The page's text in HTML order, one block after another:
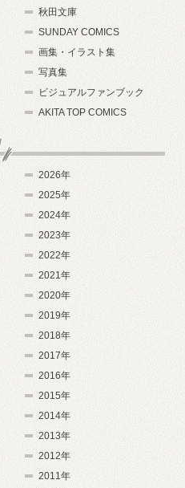
秋田文庫
SUNDAY COMICS
画集・イラスト集
写真集
ビジュアルファンブック
AKITA TOP COMICS
2026年
2025年
2024年
2023年
2022年
2021年
2020年
2019年
2018年
2017年
2016年
2015年
2014年
2013年
2012年
2011年